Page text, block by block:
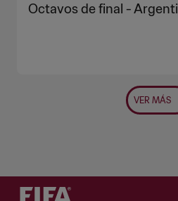
Octavos de final -
VER MÁS